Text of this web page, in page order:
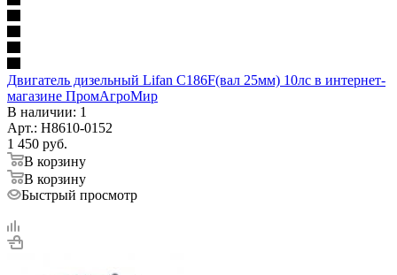
Двигатель дизельный Lifan C186F(вал 25мм) 10лс в интернет-
магазине ПромАгроМир
В наличии: 1
Арт.: H8610-0152
1 450 руб.
В корзину
В корзину
Быстрый просмотр